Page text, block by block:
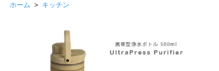
ホーム > キッチン